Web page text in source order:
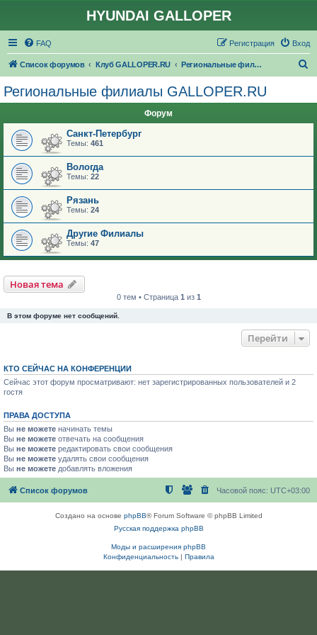
HYUNDAI GALLOPER
FAQ Вход
Регистрация
Список форумов Клуб GALLOPER.RU Региональные филиалы GALLOPER.RU
Региональные филиалы GALLOPER.RU
Форум
Санкт-Петербург
Темы: 461
Вологда
Темы: 22
Рязань
Темы: 24
Другие Филиалы
Темы: 47
Новая тема
0 тем • Страница 1 из 1
В этом форуме нет сообщений.
Перейти
КТО СЕЙЧАС НА КОНФЕРЕНЦИИ
Сейчас этот форум просматривают: нет зарегистрированных пользователей и 2
гостя
ПРАВА ДОСТУПА
Вы не можете начинать темы
Вы не можете отвечать на сообщения
Вы не можете редактировать свои сообщения
Вы не можете удалять свои сообщения
Вы не можете добавлять вложения
Список форумов Часовой пояс: UTC+03:00
Создано на основе phpBB® Forum Software © phpBB Limited
Русская поддержка phpBB
Моды и расширения phpBB
Конфиденциальность| Правила